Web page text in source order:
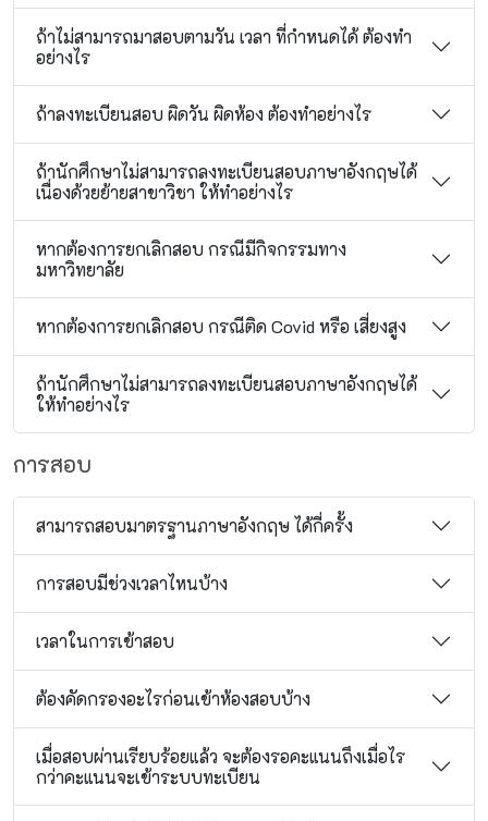
ถ้าไม่สามารถมาสอบตามวัน เวลา ที่กำหนดได้ ต้องทำ
อย่างไร
ถ้าลงทะเบียนสอบ ผิดวัน ผิดห้อง ต้องทำอย่างไร
ถ้านักศึกษาไม่สามารถลงทะเบียนสอบภาษาอังกฤษได้
เนื่องด้วยย้ายสาขาวิชา ให้ทำอย่างไร
หากต้องการยกเลิกสอบ กรณีมีกิจกรรมทาง
มหาวิทยาลัย
หากต้องการยกเลิกสอบ กรณีติด Covid หรือ เสี่ยงสูง
ถ้านักศึกษาไม่สามารถลงทะเบียนสอบภาษาอังกฤษได้
ให้ทำอย่างไร
การสอบ
สามารถสอบมาตรฐานภาษาอังกฤษ ได้กี่ครั้ง
การสอบมีช่วงเวลาไหนบ้าง
เวลาในการเข้าสอบ
ต้องคัดกรองอะไรก่อนเข้าห้องสอบบ้าง
เมื่อสอบผ่านเรียบร้อยแล้ว จะต้องรอคะแนนถึงเมื่อไร
กว่าคะแนนจะเข้าระบบทะเบียน